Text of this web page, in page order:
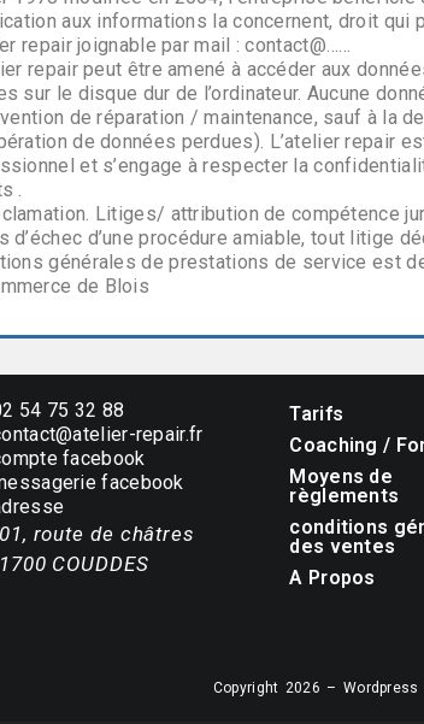
aux informations la concernent, droit qui
repair joignable par mail : contact@……
repair peut être amené à accéder aux
sur le disque dur de l’ordinateur. Aucune
de réparation / maintenance, sauf à la
de données perdues). L’atelier repair
et s’engage à respecter la
.
Litiges/ attribution de compétence
d’échec d’une procédure amiable, tout litige
générales de prestations de service est
de Blois
54 75 32 88
repair.fr
facebook
facebook
route de châtres
COUDDES
Tarifs
Coaching /
Moyens de
règlements
conditions
des ventes
A Propos
Copyright 2026 –